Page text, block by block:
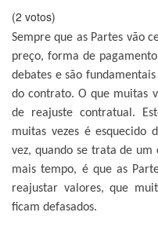
(2 votos)
Sempre que as Partes vão
preço, forma de
debates e são
do contrato. O que muitas
de reajuste contratual.
muitas vezes é esquecido
vez, quando se trata de
mais tempo, é que as
reajustar valores, que
ficam defasados.